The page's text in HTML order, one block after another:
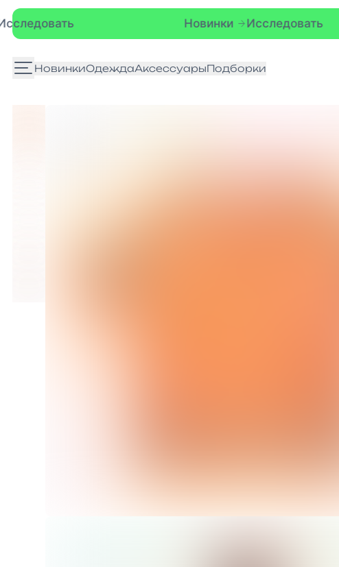
Исследовать
НовинкиОдеждаАксессуарыПодборки